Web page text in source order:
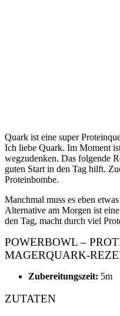
Quark ist eine super
Ich liebe Quark. Im Moment
wegzudenken. Das folgende
guten Start in den Tag hilft.
Proteinbombe.
Manchmal muss es eben
Alternative am Morgen ist
den Tag, macht durch viel
POWERBOWL –
MAGERQUARK-
Zubereitungszeit: 5m
ZUTATEN